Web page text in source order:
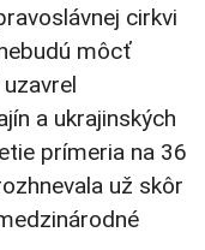
cirkvi
môcť
a ukrajinských
prímeria na 36
už skôr